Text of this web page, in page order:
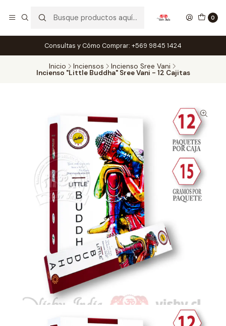
0
Consultas y Cómo Comprar: +569 9845 1424
Inicio Inciensos Incienso Sree Vani
Incienso "Little Buddha" Sree Vani - 12 Cajitas